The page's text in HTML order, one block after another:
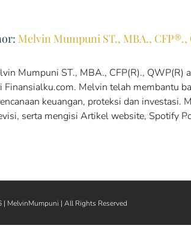
Melvin Mumpuni ST., MBA., CFP®.,
Mumpuni ST., MBA., CFP(R)., QWP(R)
Finansialku.com. Melvin telah membantu
keuangan, proteksi dan investasi.
serta mengisi Artikel website, Spotify
| MelvinMumpuni | All Rights Reserved